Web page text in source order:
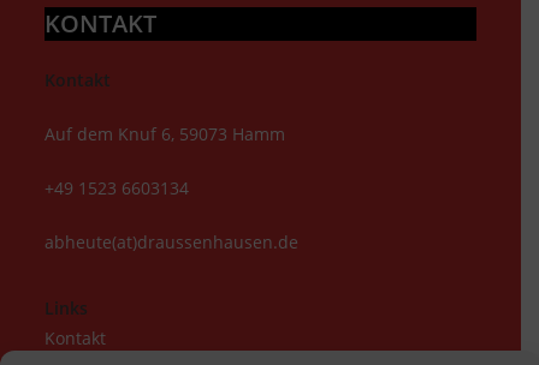
KONTAKT
Kontakt
Auf dem Knuf 6, 59073 Hamm
+49 1523 6603134
abheute(at)draussenhausen.de
Links
Kontakt